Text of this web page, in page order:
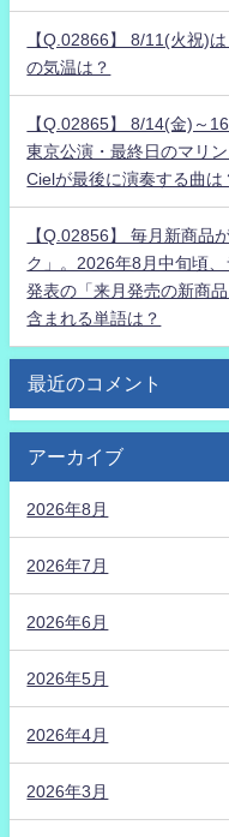
【Q.02866】 8/11(火祝)
の気温は？
【Q.02865】 8/14(金)～
東京公演・最終日のマリ
Cielが最後に演奏する曲は
【Q.02856】 毎月新商品
ク」。2026年8月中旬頃
発表の「来月発売の新商
含まれる単語は？
最近のコメント
アーカイブ
2026年8月
2026年7月
2026年6月
2026年5月
2026年4月
2026年3月